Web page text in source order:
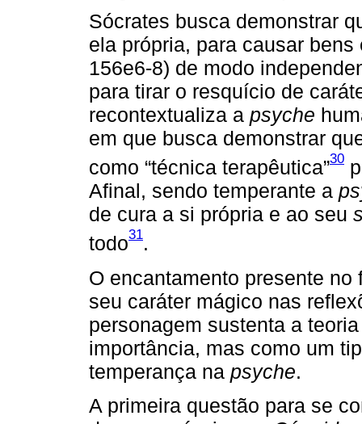
Sócrates busca demonstrar
ela própria, para causar
156e6-8) de modo
para tirar o resquício de
recontextualiza a psyche
em que busca demonstrar
como “técnica terapêutica”30
Afinal, sendo temperante a
de cura a si própria e ao seu
todo31.
O encantamento presente
seu caráter mágico nas
personagem sustenta a
importância, mas como um
temperança na psyche.
A primeira questão para se